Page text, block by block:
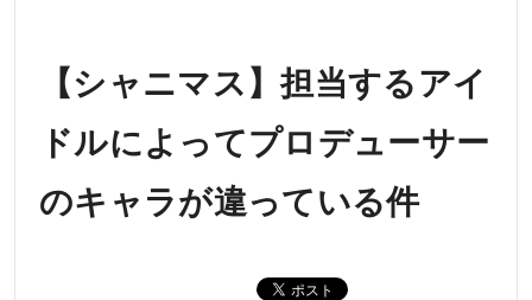
【シャニマス】担当するアイ
ドルによってプロデューサー
のキャラが違っている件